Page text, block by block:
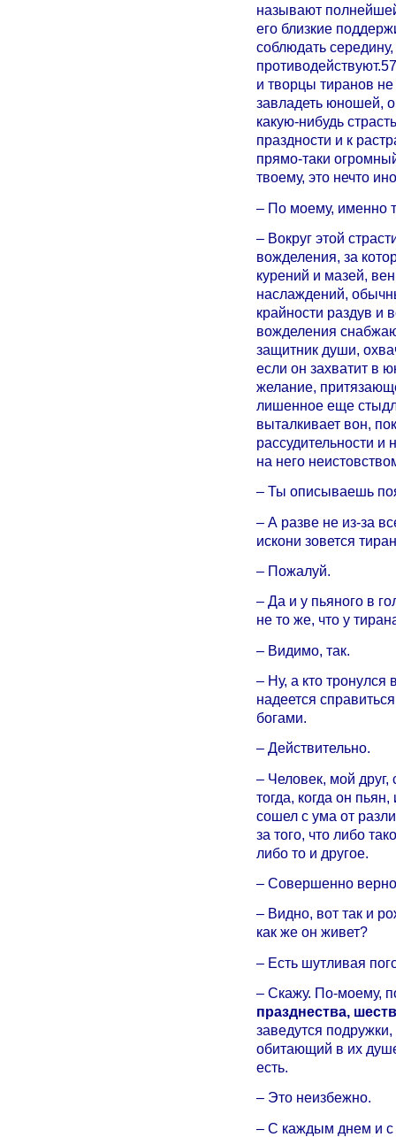
называют
его близкие
соблюдать
и творцы тиранов
завладеть юношей,
какую-нибудь
праздности и к
прямо-таки
твоему, это нечто
– По моему, именно
– Вокруг этой
вожделения, за
курений и мазей,
наслаждений,
крайности раздув и
вожделения
защитник души,
если он захватит в
желание,
лишенное еще
выталкивает вон,
рассудительности
на него
– Ты описываешь
– А разве не из-за
искони зовется
– Пожалуй.
– Да и у пьяного в
не то же, что у
– Видимо, так.
– Ну, а кто тронулся
надеется
богами.
– Действительно.
– Человек, мой
тогда, когда он
сошел с ума от
за того, что либо
либо то и другое.
– Совершенно
– Видно, вот так и
как же он живет?
– Есть шутливая
– Скажу. По-моему,
празднества,
заведутся
обитающий в их
есть.
– Это неизбежно.
– С каждым днем и с